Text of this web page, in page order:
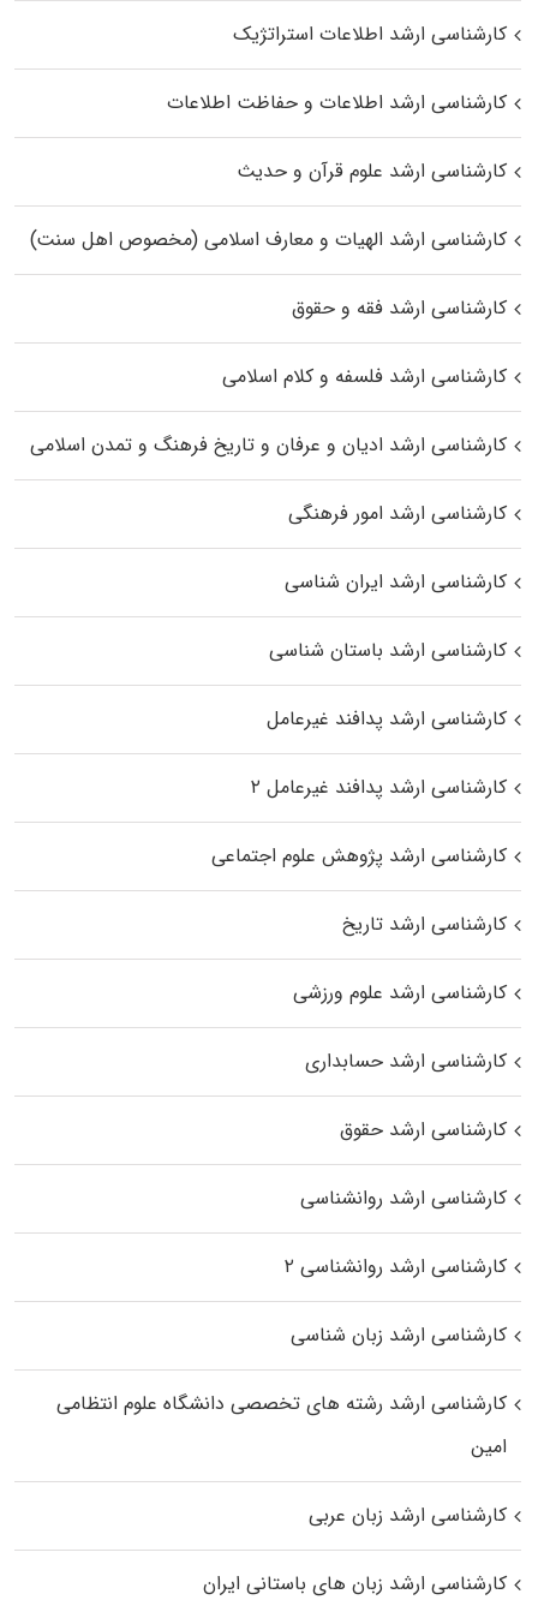
کارشناسی ارشد اطلاعات استراتژیک
کارشناسی ارشد اطلاعات و حفاظت اطلاعات
کارشناسی ارشد علوم قرآن و حدیث
کارشناسی ارشد الهیات و معارف اسلامی (مخصوص اهل سنت)
کارشناسی ارشد فقه و حقوق
کارشناسی ارشد فلسفه و کلام اسلامی
کارشناسی ارشد ادیان و عرفان و تاریخ فرهنگ و تمدن اسلامی
کارشناسی ارشد امور فرهنگی
کارشناسی ارشد ایران شناسی
کارشناسی ارشد باستان شناسی
کارشناسی ارشد پدافند غیرعامل
کارشناسی ارشد پدافند غیرعامل ۲
کارشناسی ارشد پژوهش علوم اجتماعی
کارشناسی ارشد تاریخ
کارشناسی ارشد علوم ورزشی
کارشناسی ارشد حسابداری
کارشناسی ارشد حقوق
کارشناسی ارشد روانشناسی
کارشناسی ارشد روانشناسی ۲
کارشناسی ارشد زبان شناسی
کارشناسی ارشد رﺷﺘﻪ ﻫﺎی تخصصی داﻧﺸﮕﺎه ﻋﻠﻮم انتظامی
اﻣﻴﻦ
کارشناسی ارشد زبان عربی
کارشناسی ارشد زبان‌ های باستانی ایران